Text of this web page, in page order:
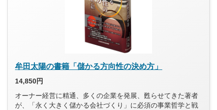
牟田太陽の書籍「儲かる方向性の決め方」
14,850円
オーナー経営に精通、多くの企業を発展、甦らせてきた著者
が、「永く大きく儲かる会社づくり」に必須の事業哲学と戦